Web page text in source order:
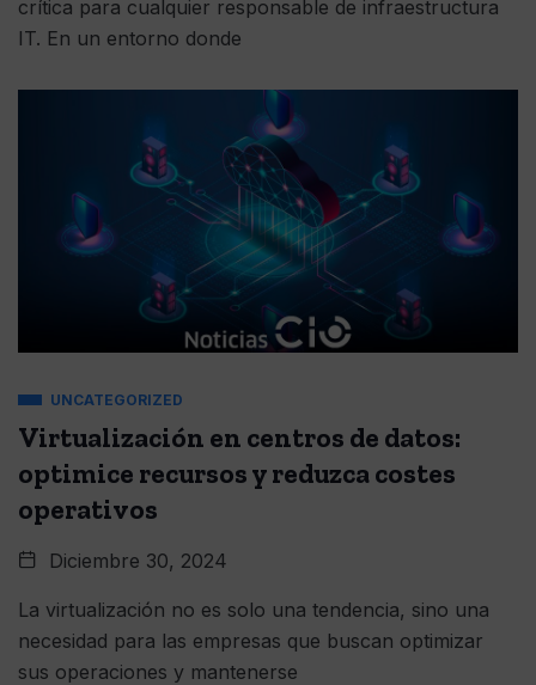
crítica para cualquier responsable de infraestructura
IT. En un entorno donde
UNCATEGORIZED
Virtualización en centros de datos:
optimice recursos y reduzca costes
operativos
Diciembre 30, 2024
La virtualización no es solo una tendencia, sino una
necesidad para las empresas que buscan optimizar
sus operaciones y mantenerse